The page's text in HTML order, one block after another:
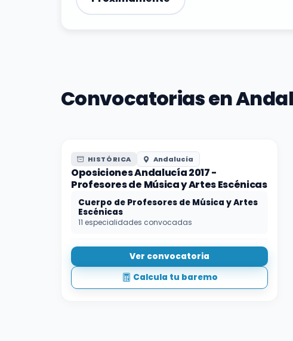
Convocatorias en
HISTÓRICA Andalucía
Oposiciones Andalucía 2017 -
Profesores de Música y Artes Escénicas
Cuerpo de Profesores de Música y Artes
Escénicas
11 especialidades convocadas
Ver convocatoria
Calcula tu baremo